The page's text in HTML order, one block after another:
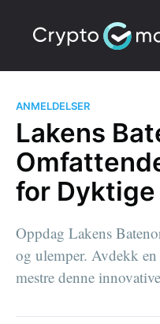
ANMELDELSER
Lakens
for Dyktige
Oppdag Lakens
og ulemper. Avdekk
mestre denne